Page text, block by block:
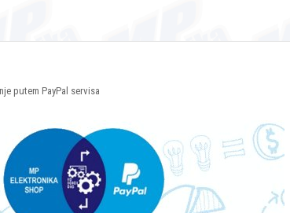
putem PayPal servisa